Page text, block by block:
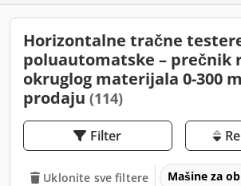
Horizontalne tračne
poluautomatske – prečnik
okruglog materijala 0-300
prodaju (114)
Filter
Uklonite sve filtere Mašine za